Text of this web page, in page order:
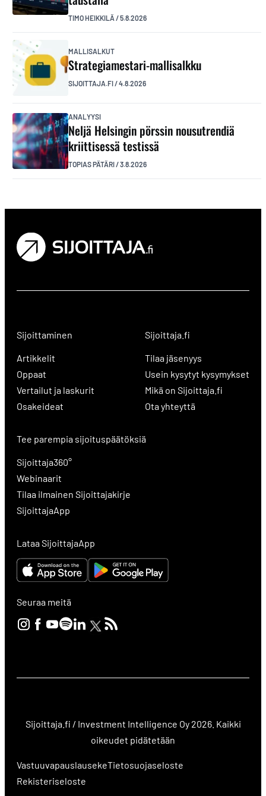
TIMO HEIKKILÄ /5.8.2026
MALLISALKUT
Strategiamestari-mallisalkku
SIJOITTAJA.FI/4.8.2026
ANALYYSI
Neljä Helsingin pörssin nousutrendiä
kriittisessä testissä
TOPIAS PÄTÄRI/3.8.2026
Sijoittaminen
Artikkelit
Oppaat
Vertailut ja laskurit
Osakeideat
Sijoittaja.fi
Tilaa jäsenyys
Usein kysytyt kysymykset
Mikä on Sijoittaja.fi
Ota yhteyttä
Tee parempia sijoituspäätöksiä
Sijoittaja360°
Webinaarit
Tilaa ilmainen Sijoittajakirje
SijoittajaApp
Lataa SijoittajaApp
Seuraa meitä
Sijoittaja.fi / Investment Intelligence Oy 2026. Kaikki
oikeudet pidätetään
VastuuvapauslausekeTietosuojaseloste
Rekisteriseloste